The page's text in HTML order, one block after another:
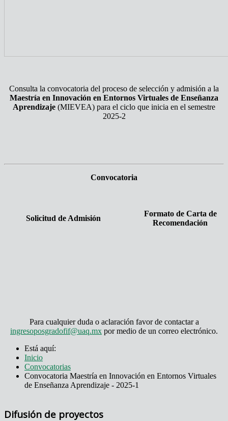
Consulta la convocatoria del proceso de selección y admisión a la
Maestría en Innovación en Entornos Virtuales de Enseñanza
Aprendizaje (MIEVEA) para el ciclo que inicia en el semestre
2025-2
Convocatoria
Solicitud de Admisión
Formato de Carta de
Recomendación
Para cualquier duda o aclaración favor de contactar a
ingresoposgradofif@uaq.mx por medio de un correo electrónico.
Está aquí:
Inicio
Convocatorias
Convocatoria Maestría en Innovación en Entornos Virtuales
de Enseñanza Aprendizaje - 2025-1
Difusión de proyectos